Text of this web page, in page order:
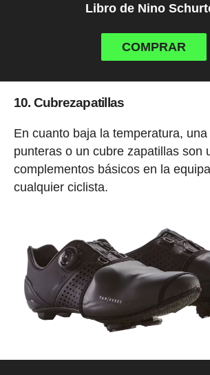
Libro de Nino
COMPRAR
10. Cubrezapatillas
En cuanto baja la temperatura,
punteras o un cubre zapatillas son
complementos básicos en la
cualquier ciclista.